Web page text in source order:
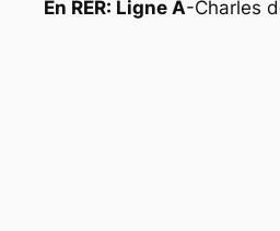
En RER: Ligne A-Charles